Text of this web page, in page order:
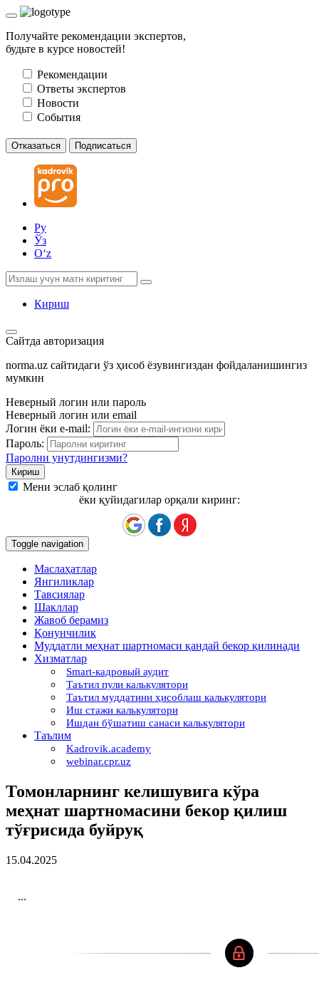
Получайте рекомендации экспертов,
будьте в курсе новостей!
Рекомендации
Ответы экспертов
Новости
События
Отказаться Подписаться
Ру
Ўз
Oʻz
Кириш
Сайтда авторизация
norma.uz сайтидаги ўз ҳисоб ёзувингиздан фойдаланишингиз
мумкин
Неверный логин или пароль
Неверный логин или email
Логин ёки e-mail:
Пароль:
Паролни унутдингизми?
Мени эслаб қолинг
ёки қуйидагилар орқали киринг:
Toggle navigation
Маслаҳатлар
Янгиликлар
Тавсиялар
Шакллар
Жавоб берамиз
Қонунчилик
Муддатли меҳнат шартномаси қандай бекор қилинади
Хизматлар
Smart-кадровый аудит
Таътил пули калькулятори
Таътил муддатини ҳисоблаш калькулятори
Иш стажи калькулятори
Ишдан бўшатиш санаси калькулятори
Таълим
Kadrovik.academy
webinar.cpr.uz
Томонларнинг келишувига кўра
меҳнат шартномасини бекор қилиш
тўғрисида буйруқ
15.04.2025
...